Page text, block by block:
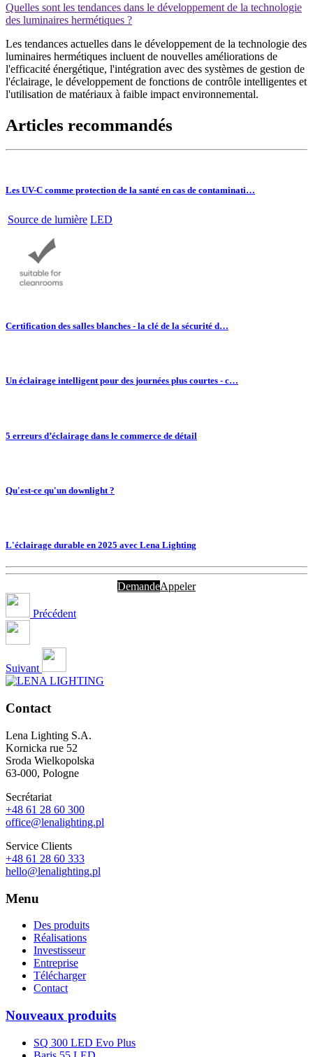
Quelles sont les tendances dans le développement de la technologie
des luminaires hermétiques ?
Les tendances actuelles dans le développement de la technologie des
luminaires hermétiques incluent de nouvelles améliorations de
l'efficacité énergétique, l'intégration avec des systèmes de gestion de
l'éclairage, le développement de fonctions de contrôle intelligentes et
l'utilisation de matériaux à faible impact environnemental.
Articles recommandés
Les UV-C comme protection de la santé en cas de contaminati…
Source de lumière LED
Certification des salles blanches - la clé de la sécurité d…
Un éclairage intelligent pour des journées plus courtes - c…
5 erreurs d’éclairage dans le commerce de détail
Qu'est-ce qu'un downlight ?
L'éclairage durable en 2025 avec Lena Lighting
DemandeAppeler
Précédent
Suivant
Contact
Lena Lighting S.A.
Kornicka rue 52
Sroda Wielkopolska
63-000, Pologne
Secrétariat
+48 61 28 60 300
office@lenalighting.pl
Service Clients
+48 61 28 60 333
hello@lenalighting.pl
Menu
Des produits
Réalisations
Investisseur
Entreprise
Télécharger
Contact
Nouveaux produits
SQ 300 LED Evo Plus